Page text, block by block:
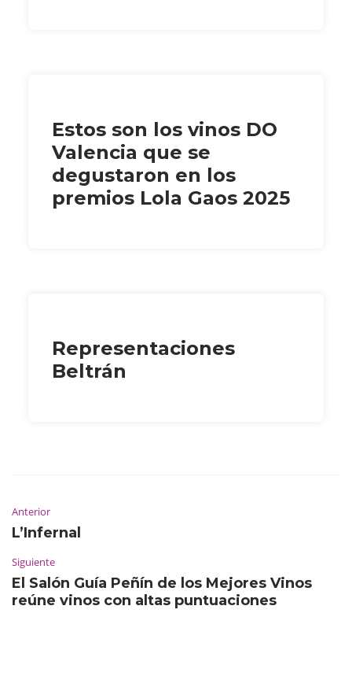
Estos son los vinos DO
Valencia que se
degustaron en los
premios Lola Gaos 2025
Representaciones
Beltrán
Anterior
L’Infernal
Siguiente
El Salón Guía Peñín de los Mejores Vinos
reúne vinos con altas puntuaciones